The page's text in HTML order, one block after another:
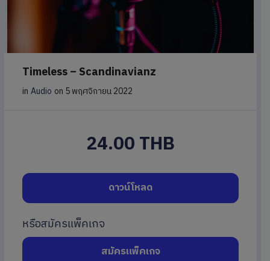
Timeless – Scandinavianz
in Audio on 5 พฤศจิกายน 2022
24.00 THB
ดาวน์โหลด
หรือสมัครแพ็คเกจ
สมัครแพ็คเกจ